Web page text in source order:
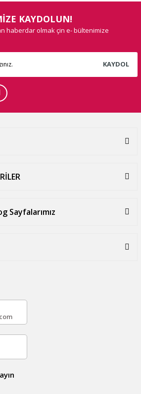
KAYDOLUN!
haberdar olmak çin e- bültenimize
KAYDOL
Sayfalarımız